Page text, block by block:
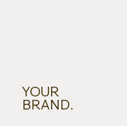
YOUR
BRAND.